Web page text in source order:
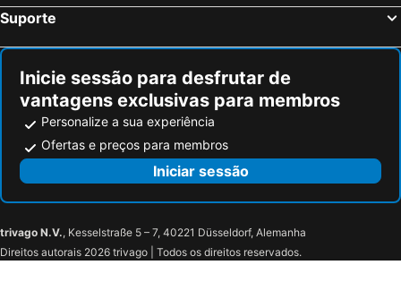
Suporte
Inicie sessão para desfrutar de
vantagens exclusivas para membros
Personalize a sua experiência
Ofertas e preços para membros
Iniciar sessão
trivago N.V., Kesselstraße 5 – 7, 40221 Düsseldorf, Alemanha
Direitos autorais 2026 trivago | Todos os direitos reservados.